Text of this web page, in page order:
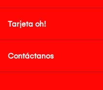
Tarjeta oh!
Contáctanos